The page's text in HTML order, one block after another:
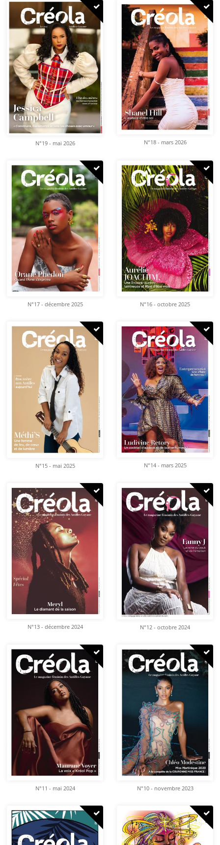
N°19 - mai 2026 N°18 - mars 2026
N°17 - décembre 2025 N°16 - octobre 2025
N°15 - mai 2025 N°14 - mars 2025
N°13 - décembre 2024 N°12 - octobre 2024
N°11 - mai 2024 N°10 - novembre 2023